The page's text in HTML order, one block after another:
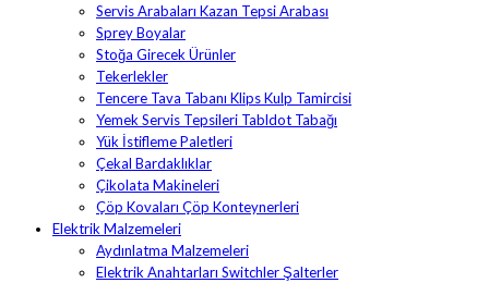
Servis Arabaları Kazan Tepsi Arabası
Sprey Boyalar
Stoğa Girecek Ürünler
Tekerlekler
Tencere Tava Tabanı Klips Kulp Tamircisi
Yemek Servis Tepsileri Tabldot Tabağı
Yük İstifleme Paletleri
Çekal Bardaklıklar
Çikolata Makineleri
Çöp Kovaları Çöp Konteynerleri
Elektrik Malzemeleri
Aydınlatma Malzemeleri
Elektrik Anahtarları Switchler Şalterler